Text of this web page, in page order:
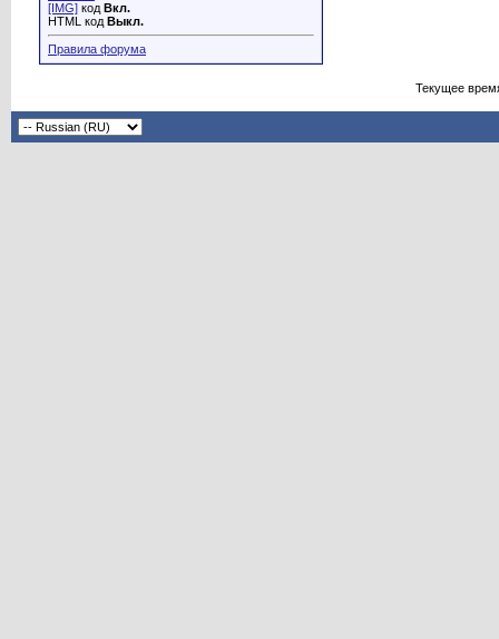
[IMG] код Вкл.
HTML код Выкл.
Правила форума
Текущее